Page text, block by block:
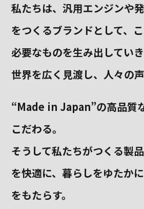
私たちは、汎用エンジンや
をつくるブランドとして、
必要なものを生み出していき
世界を広く見渡し、人々の
“Made in Japan”の高品質
こだわる。
そうして私たちがつくる製
を快適に、暮らしをゆたか
をもたらす。